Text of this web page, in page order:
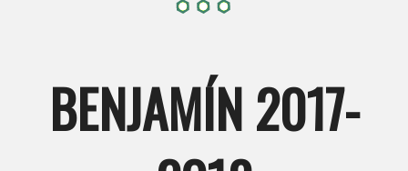
BENJAMÍN 2017-